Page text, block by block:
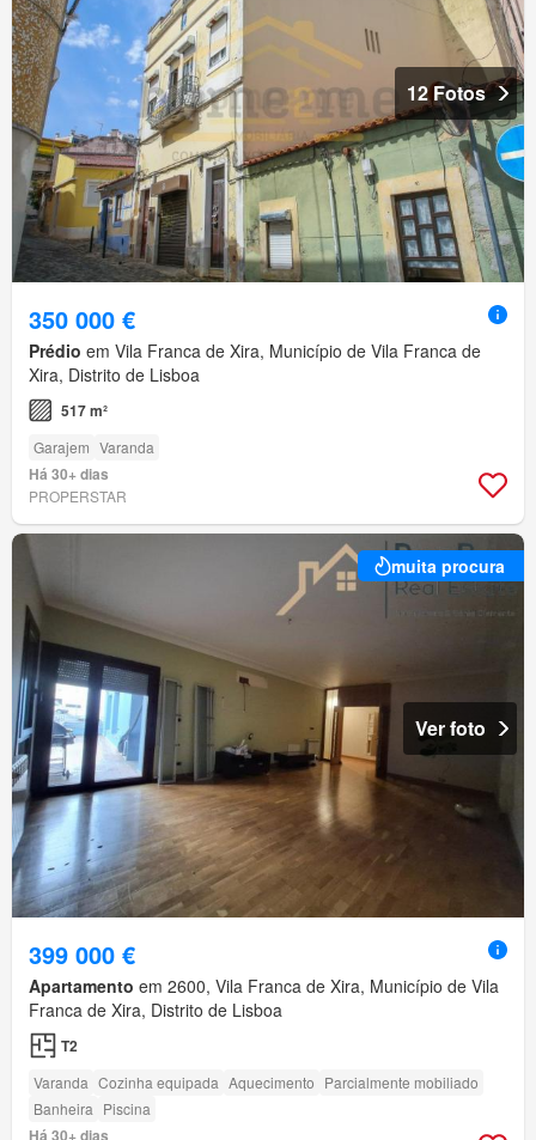
12 Fotos
350 000 €
Prédio em Vila Franca de Xira, Município de Vila Franca de
Xira, Distrito de Lisboa
517 m²
Garajem Varanda
Há 30+ dias
PROPERSTAR
muita procura
Ver foto
399 000 €
Apartamento em 2600, Vila Franca de Xira, Município de Vila
Franca de Xira, Distrito de Lisboa
T2
Varanda Cozinha equipada Aquecimento Parcialmente mobiliado
Banheira Piscina
Há 30+ dias